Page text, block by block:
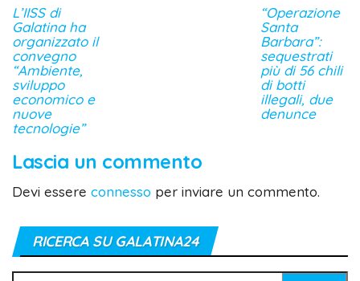
L’IISS di
Galatina ha
organizzato il
convegno
“Ambiente,
sviluppo
economico e
nuove
tecnologie”
“Operazione
Santa
Barbara”:
sequestrati
più di 56 chili
di botti
illegali, due
denunce
Lascia un commento
Devi essere connesso per inviare un commento.
RICERCA SU GALATINA24